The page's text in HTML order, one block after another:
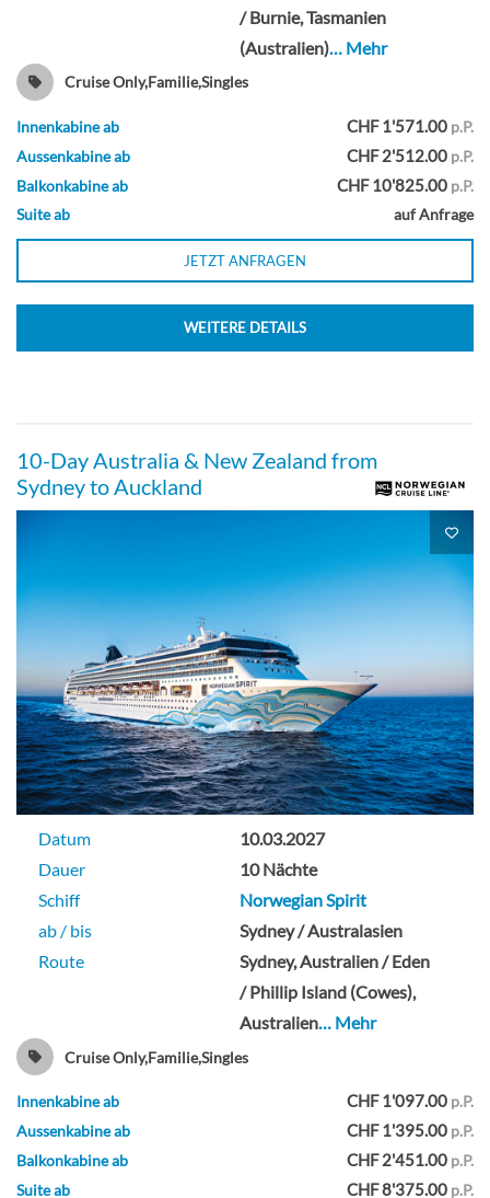
/ Burnie, Tasmanien
(Australien)… Mehr
Cruise Only,Familie,Singles
Innenkabine ab CHF 1'571.00 p.P.
Aussenkabine ab
CHF 2'512.00 p.P.
Balkonkabine ab
CHF 10'825.00 p.P.
Suite ab
auf Anfrage
JETZT ANFRAGEN
WEITERE DETAILS
10-Day Australia & New Zealand from
Sydney to Auckland
Datum
10.03.2027
Dauer
10 Nächte
Schiff
Norwegian Spirit
ab / bis
Sydney / Australasien
Route
Sydney, Australien / Eden
/ Phillip Island (Cowes),
Australien… Mehr
Cruise Only,Familie,Singles
Innenkabine ab CHF 1'097.00 p.P.
Aussenkabine ab
CHF 1'395.00 p.P.
Balkonkabine ab
CHF 2'451.00 p.P.
Suite ab
CHF 8'375.00 p.P.